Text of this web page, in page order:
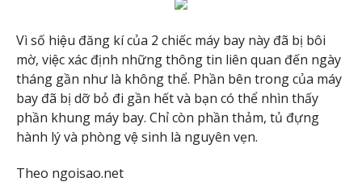
Vì số hiệu đăng kí của 2 chiếc máy bay này đã bị bôi
mờ, việc xác định những thông tin liên quan đến ngày
tháng gần như là không thể. Phần bên trong của máy
bay đã bị dỡ bỏ đi gần hết và bạn có thể nhìn thấy
phần khung máy bay. Chỉ còn phần thảm, tủ đựng
hành lý và phòng vệ sinh là nguyên vẹn.
Theo ngoisao.net